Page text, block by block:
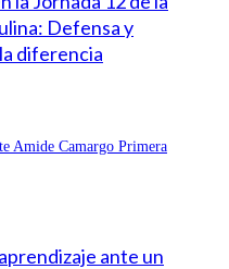
Defensa y
diferencia
Amide Camargo Primera
ante un